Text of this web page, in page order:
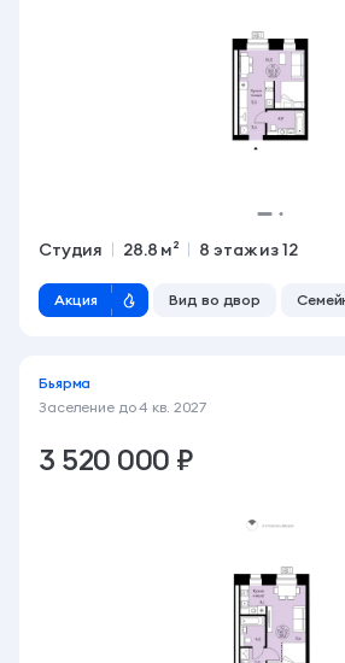
Студия 28.8 м² 8 этаж из 12
Акция Вид во двор
Бьярма
Заселение до4 кв. 2027
3 520 000 ₽